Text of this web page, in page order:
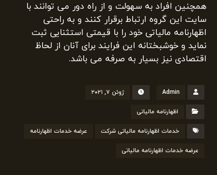
همچنین افراد به سهولت و از راه دور می توانند با
سایت این گروه ارتباط برقرار کنند و به راحتی
اظهارنامه مالیاتی خود را با قیمتی استثنایی ثبت
نماید و خوشبختانه این فرایند برای آنان از لحاظ
اقتصادی نیز بسیار به صرفه می باشد.
Admin ژوئن ۷, ۲۰۲۱
اظهارنامه مالیاتی
خدمات اظهارنامه مالیاتی شرکت عرضه خدمات اظهارنامه
عرضه خدمات اظهارنامه مالیاتی